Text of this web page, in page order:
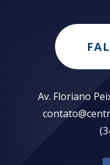
Av. Floriano